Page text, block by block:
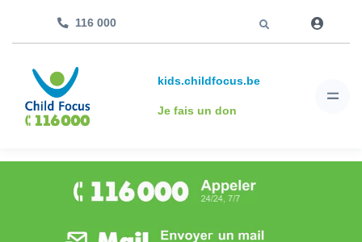
116 000
kids.childfocus.be
Je fais un don